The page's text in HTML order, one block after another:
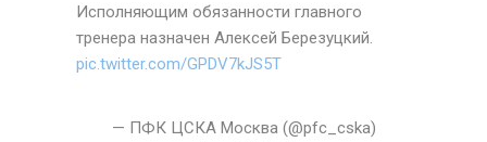
Исполняющим обязанности главного
тренера назначен Алексей Березуцкий.
pic.twitter.com/GPDV7kJS5T
— ПФК ЦСКА Москва (@pfc_cska)